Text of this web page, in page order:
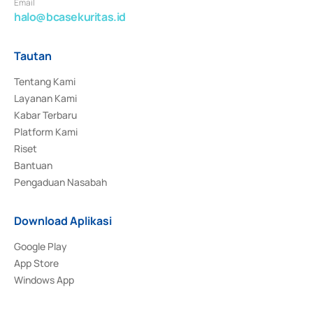
halo@bcasekuritas.id
Tautan
Tentang Kami
Layanan Kami
Kabar Terbaru
Platform Kami
Riset
Bantuan
Pengaduan Nasabah
Download Aplikasi
Google Play
App Store
Windows App